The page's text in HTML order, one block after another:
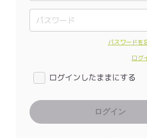
パスワードを
ログ
ログインしたままにする